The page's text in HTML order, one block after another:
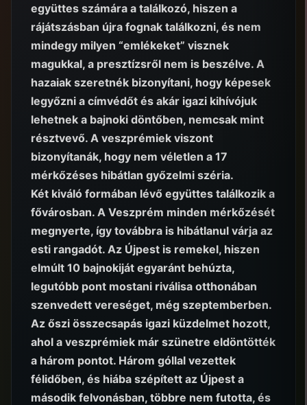
együttes számára a találkozó, hiszen a
rájátszásban újra fognak találkozni, és nem
mindegy milyen “emlékeket” visznek
magukkal, a presztízsről nem is beszélve. A
hazaiak szeretnék bizonyítani, hogy képesek
legyőzni a címvédőt és akár igazi kihívójuk
lehetnek a bajnoki döntőben, nemcsak mint
résztvevő. A veszprémiek viszont
bizonyítanák, hogy nem véletlen a 17
mérkőzéses hibátlan győzelmi széria.
Két kiváló formában lévő együttes találkozik a
fővárosban. A Veszprém minden mérkőzését
megnyerte, így továbbra is hibátlanul várja az
esti rangadót. Az Újpest is remekel, hiszen
elmúlt 10 bajnokiját egyaránt behúzta,
legutóbb pont mostani riválisa otthonában
szenvedett vereséget, még szeptemberben.
Az őszi összecsapás igazi küzdelmet hozott,
ahol a veszprémiek már szünetre eldöntötték
a három pontot. Három góllal vezettek
félidőben, és hiába szépített az Újpest a
második felvonásban, többre nem futotta, és